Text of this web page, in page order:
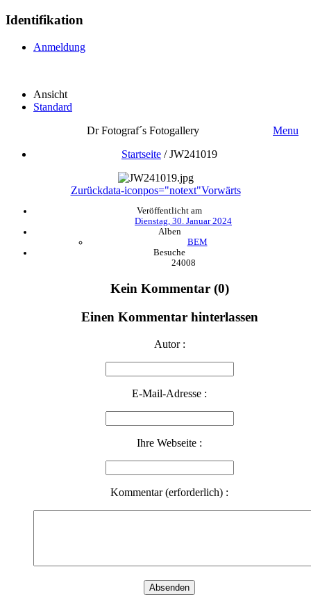
Identifikation
Anmeldung
Ansicht
Standard
Dr Fotograf´s Fotogallery
Menu
Startseite /JW241019
Zurückdata-iconpos="notext"Vorwärts
Veröffentlicht am
Dienstag, 30. Januar 2024
Alben
BEM
Besuche
24008
Kein Kommentar (0)
Einen Kommentar hinterlassen
Autor :
E-Mail-Adresse :
Ihre Webseite :
Kommentar (erforderlich) :